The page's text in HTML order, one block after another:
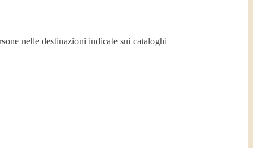
nelle destinazioni indicate sui cataloghi